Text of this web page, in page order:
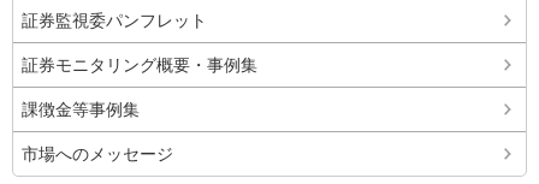
証券監視委パンフレット
証券モニタリング概要・事例集
課徴金等事例集
市場へのメッセージ